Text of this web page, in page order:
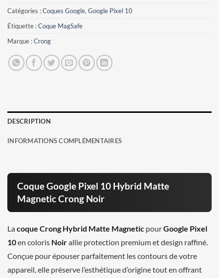
Catégories :Coques Google, Google Pixel 10
Étiquette :Coque MagSafe
Marque :Crong
DESCRIPTION
INFORMATIONS COMPLÉMENTAIRES
Coque Google Pixel 10 Hybrid Matte
Magnetic Crong Noir
Lacoque Crong Hybrid Matte Magnetic pourGoogle Pixel
10en coloris Noirallie protection premium et design raffiné.
Conçue pour épouser parfaitement les contours de votre
appareil, elle préserve l’esthétique d’origine tout en offrant